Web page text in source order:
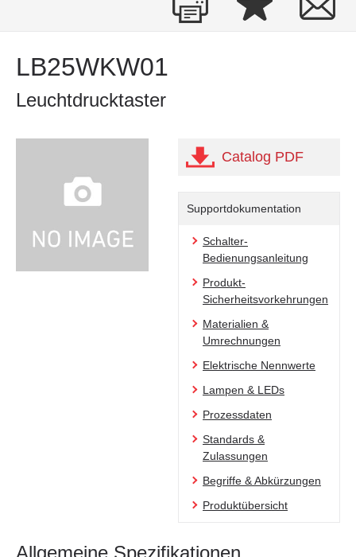
LB25WKW01
Leuchtdrucktaster
Catalog PDF
Supportdokumentation
Schalter-
Bedienungsanleitung
Produkt-
Sicherheitsvorkehrungen
Materialien &
Umrechnungen
Elektrische Nennwerte
Lampen & LEDs
Prozessdaten
Standards &
Zulassungen
Begriffe & Abkürzungen
Produktübersicht
Allgemeine Spezifikationen